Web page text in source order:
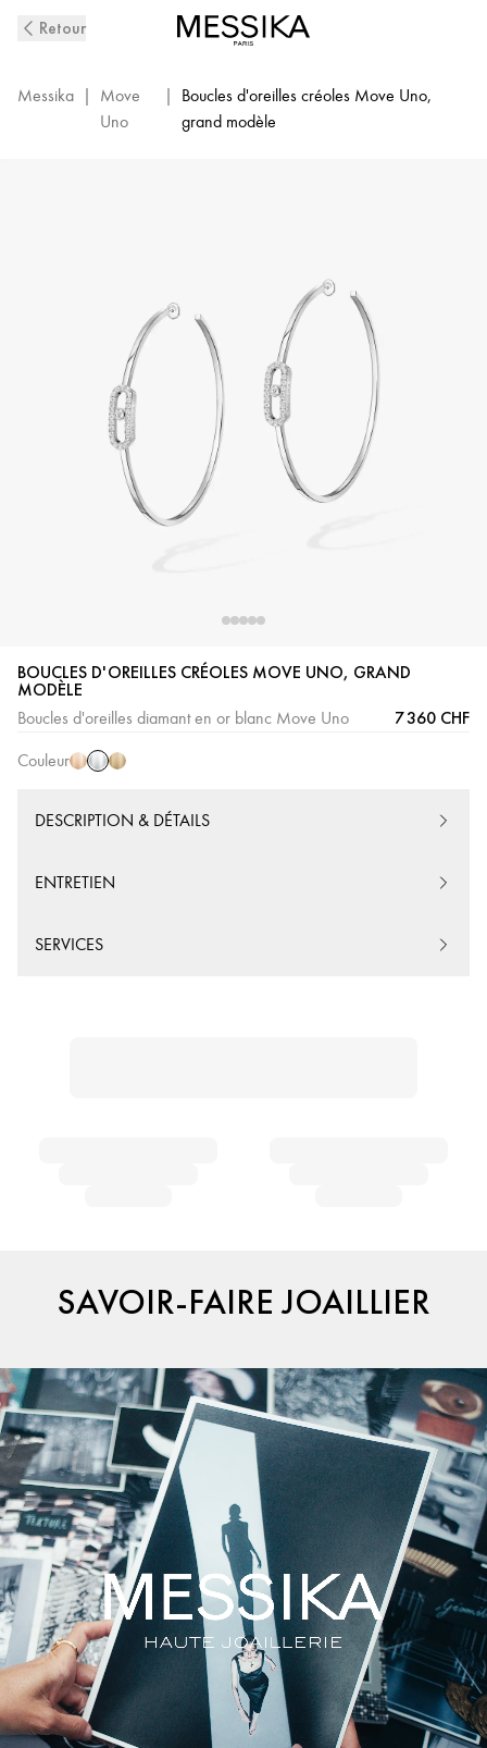
D'Oreilles
Diamant
Retour
Messika |
Move
Uno
|
Boucles d'oreilles créoles Move Uno,
grand modèle
BOUCLES D'OREILLES CRÉOLES MOVE UNO, GRAND
MODÈLE
Boucles d'oreilles diamant en or blanc Move Uno 7 360 CHF
Couleur
Or
Rose
OrOr
Jaune
DESCRIPTION & DÉTAILS
ENTRETIEN
SERVICES
SAVOIR-FAIRE JOAILLIER